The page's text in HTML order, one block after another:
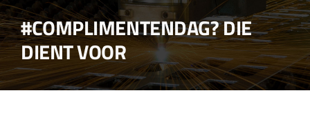
Home
Over ons
#COMPLIMENTENDAG? DIE
DIENT VOOR